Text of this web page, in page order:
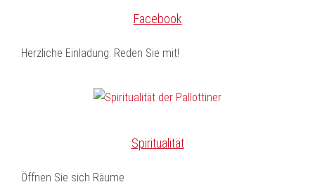
Facebook
Herzliche Einladung: Reden Sie mit!
Spiritualität
Öffnen Sie sich Räume